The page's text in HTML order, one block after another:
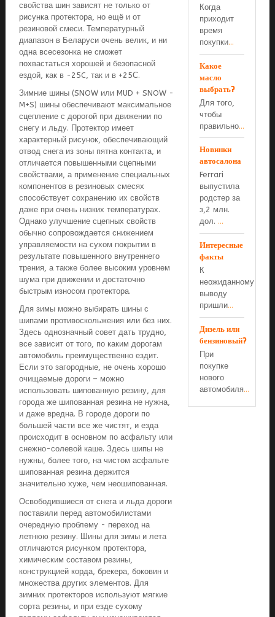
свойства шин зависят не только от
рисунка протектора, но ещё и от
резиновой смеси. Температурный
диапазон в Беларуси очень велик, и ни
одна всесезонка не сможет
похвастаться хорошей и безопасной
ездой, как в -25C, так и в +25С.
Зимние шины (SNOW или MUD + SNOW -
M+S) шины обеспечивают максимальное
сцепление с дорогой при движении по
снегу и льду. Протектор имеет
характерный рисунок, обеспечивающий
отвод снега из зоны пятна контакта, и
отличается повышенными сцепными
свойствами, а применение специальных
компонентов в резиновых смесях
способствует сохранению их свойств
даже при очень низких температурах.
Однако улучшение сцепных свойств
обычно сопровождается снижением
управляемости на сухом покрытии в
результате повышенного внутреннего
трения, а также более высоким уровнем
шума при движении и достаточно
быстрым износом протектора.
Для зимы можно выбирать шины с
шипами противоскольжения или без них.
Здесь однозначный совет дать трудно,
все зависит от того, по каким дорогам
автомобиль преимущественно ездит.
Если это загородные, не очень хорошо
очищаемые дороги – можно
использовать шипованную резину, для
города же шипованная резина не нужна,
и даже вредна. В городе дороги по
большей части все же чистят, и езда
происходит в основном по асфальту или
снежно-солевой каше. Здесь шипы не
нужны, более того, на чистом асфальте
шипованная резина держится
значительно хуже, чем неошипованная.
Освободившиеся от снега и льда дороги
поставили перед автомобилистами
очередную проблему - переход на
летнюю резину. Шины для зимы и лета
отличаются рисунком протектора,
химическим составом резины,
конструкцией корда, брекера, боковин и
множества других элементов. Для
зимних протекторов используют мягкие
сорта резины, и при езде сухому
Когда
приходит
время
покупки...
Какое
масло
выбрать?
Для того,
чтобы
правильно...
Новинки
автосалона
Ferrari
выпустила
родстер за
з,2 млн.
дол. ...
Интересные
факты
К
неожиданному
выводу
пришли...
Дизель или
бензиновый?
При
покупке
нового
автомобиля...